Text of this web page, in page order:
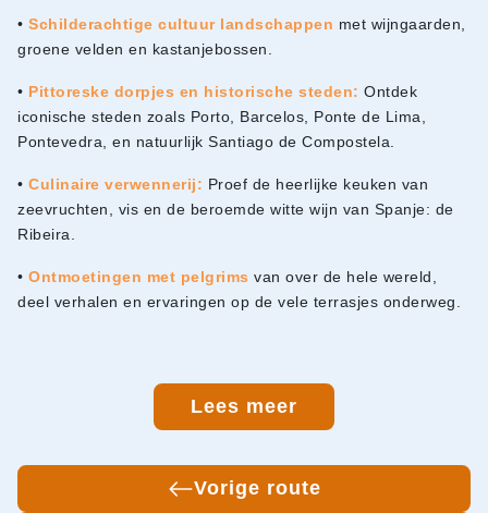
• Schilderachtige cultuur landschappen met wijngaarden,
groene velden en kastanjebossen.
• Pittoreske dorpjes en historische steden: Ontdek
iconische steden zoals Porto, Barcelos, Ponte de Lima,
Pontevedra, en natuurlijk Santiago de Compostela.
• Culinaire verwennerij: Proef de heerlijke keuken van
zeevruchten, vis en de beroemde witte wijn van Spanje: de
Ribeira.
• Ontmoetingen met pelgrims van over de hele wereld,
deel verhalen en ervaringen op de vele terrasjes onderweg.
Lees meer
Vorige route